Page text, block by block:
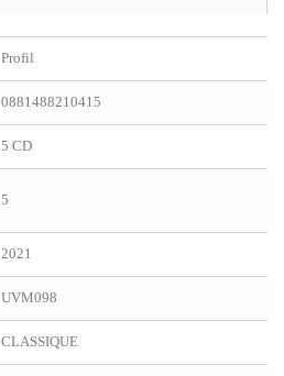
Profil
0881488210415
5 CD
5
2021
UVM098
CLASSIQUE